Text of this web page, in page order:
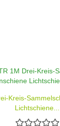
Kreis-
Lichtschiene...